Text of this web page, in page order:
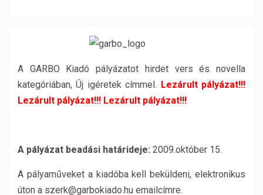
A GARBO Kiadó pályázatot hirdet vers és novella
kategóriában, Új igéretek címmel. Lezárult pályázat!!!
Lezárult pályázat!!! Lezárult pályázat!!!
A pályázat beadási határideje: 2009.október 15.
A pályaműveket a kiadóba kell beküldeni, elektronikus
úton a szerk@garbokiado.hu emailcímre.